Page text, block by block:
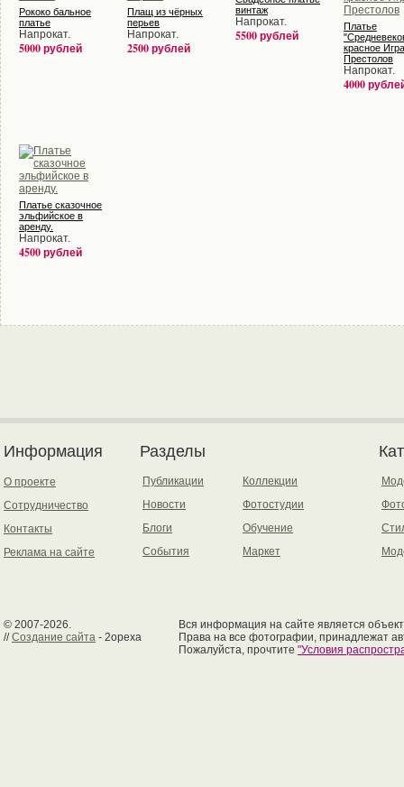
Рококо бальное
платье
Напрокат.
5000 рублей
Плащ из чёрных
перьев
Напрокат.
2500 рублей
винтаж
Напрокат.
5500 рублей
Платье
красное Игра
Престолов
Напрокат.
4000
Платье сказочное
эльфийское в
аренду.
Напрокат.
4500 рублей
Информация
О проекте
Сотрудничество
Контакты
Реклама на сайте
Разделы
Публикации
Новости
Блоги
События
Коллекции
Фотостудии
Обучение
Маркет
© 2007-2026.
//Создание сайта - 2opexa
Вся информация на сайте является
Права на все фотографии, принадлежат
Пожалуйста, прочтите "Условия